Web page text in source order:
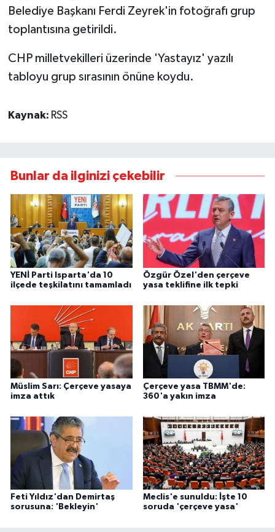
Belediye Başkanı Ferdi Zeyrek'in fotoğrafı grup
toplantısına getirildi.
CHP milletvekilleri üzerinde 'Yastayız' yazılı
tabloyu grup sırasının önüne koydu.
Kaynak: RSS
Bunlar da ilginizi çekebilir
YENİ Parti Isparta'da 10
ilçede teşkilatını tamamladı
Özgür Özel'den çerçeve
yasa teklifine ilk tepki
Müslim Sarı: Çerçeve yasaya
imza attık
Çerçeve yasa TBMM'de:
360'a yakın imza
Feti Yıldız'dan Demirtaş
sorusuna: 'Bekleyin'
Meclis'e sunuldu: İşte 10
soruda 'çerçeve yasa'